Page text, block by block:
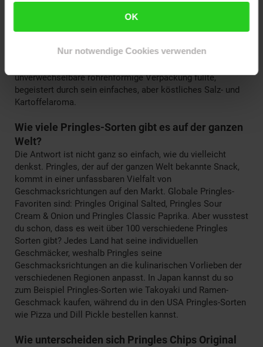
OK
Nur notwendige Cookies verwenden
bis heute von Pringles-Fans weltweit geliebt. Unverändert
im Geschmack seit mehr als einem halben Jahrhundert,
anderen Pringles-Sorten, von Sour Cream und Onion bis zu
unverwechselbare röhrenförmige Verpackung füllte,
begeistert durch sein einfaches, aber köstliches Salz- und
Kartoffelaroma.
Wie viele Pringles-Sorten gibt es auf der ganzen
Welt?
Die Antwort ist nicht ganz so einfach, wie du vielleicht
denkst. Pringles, der auf der ganzen Welt bekannte Snack,
kommt in einer unfassbaren Vielfalt von
Geschmacksrichtungen auf den Markt. Globale Pringles-
Favoriten sind: Pringles Original Salted, Pringles Sour
Cream & Onion und Pringles Classic Paprika. Aber wusstest
du schon, dass es weit über 100 verschiedene Pringles
Sorten gibt? Jedes Land hat seine individuellen
Geschmäcker, weshalb Pringles seine
Geschmacksrichtungen an die kulinarischen Vorlieben der
verschiedenen Regionen anpasst. In Japan kannst du so
zum Beispiel Pringles-Sorten wie Takoyaki und Ramen-
Geschmack kaufen, während du in den USA Pringles-Sorten
wie Pizza und Dill Pickle bestellen kannst.
Wie unterscheiden sich Pringles Chips Original